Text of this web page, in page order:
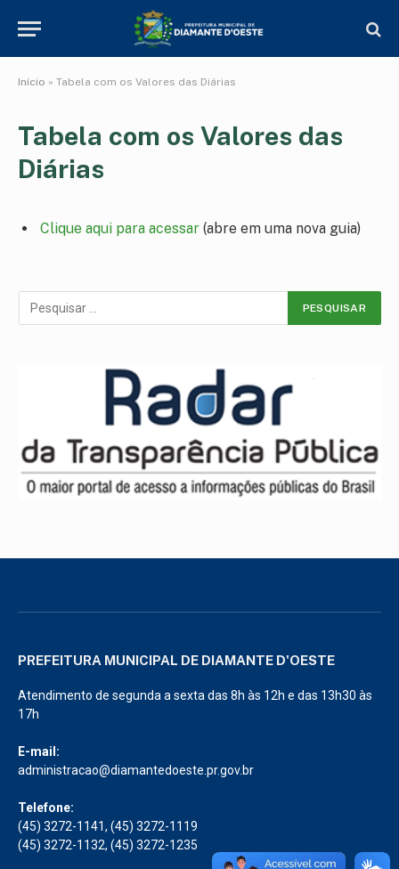
Início » Tabela com os Valores das Diárias
Tabela com os Valores das
Diárias
Clique aqui para acessar (abre em uma nova guia)
PREFEITURA MUNICIPAL DE DIAMANTE D'OESTE
Atendimento de segunda a sexta das 8h às 12h e das 13h30 às
17h
E-mail:
administracao@diamantedoeste.pr.gov.br
Telefone:
(45) 3272-1141, (45) 3272-1119
(45) 3272-1132, (45) 3272-1235